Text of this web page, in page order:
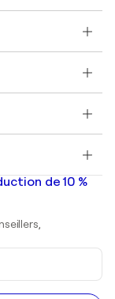
de 10 %